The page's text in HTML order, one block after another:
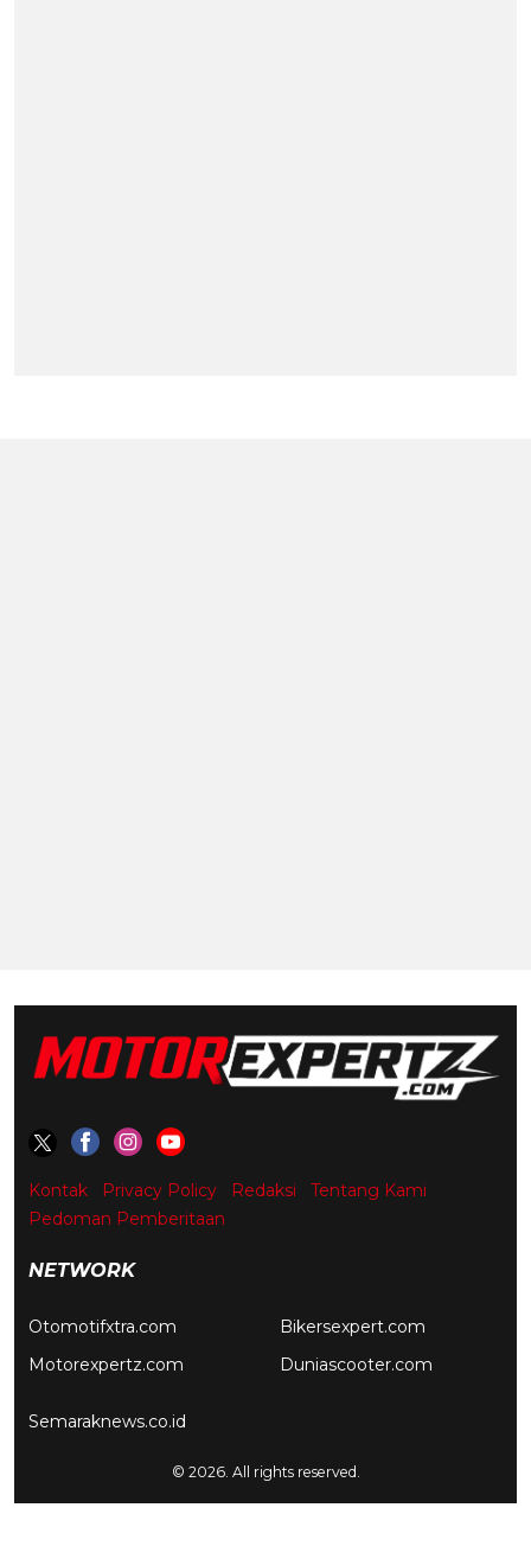
Kontak Privacy Policy Redaksi
Tentang Kami
Pedoman Pemberitaan
NETWORK
Otomotifxtra.com
Motorexpertz.com
Bikersexpert.com
Duniascooter.com
Semaraknews.co.id
© 2026. All rights reserved.